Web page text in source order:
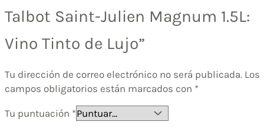
Talbot Saint-Julien Magnum 1.5L:
Vino Tinto de Lujo”
Tu dirección de correo electrónico no será publicada. Los
campos obligatorios están marcados con *
Tu puntuación *